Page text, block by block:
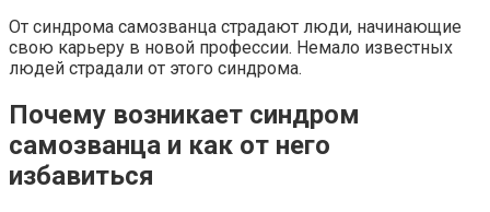
От синдрома самозванца страдают люди, начинающие
свою карьеру в новой профессии. Немало известных
людей страдали от этого синдрома.
Почему возникает синдром
самозванца и как от него
избавиться